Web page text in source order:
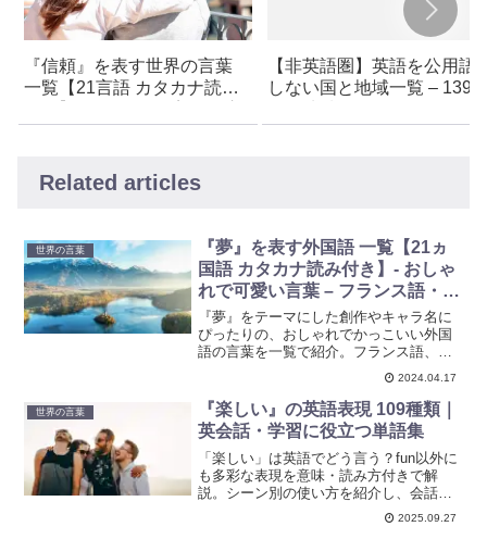
『信頼』を表す世界の言葉
一覧【21言語 カタカナ読み
葉 – フランス語・イタリア
【非英語圏】英語を公用語
しない国と地域一覧 – 139
Related articles
世界の言葉
『夢』を表す外国語 一覧【21ヵ
国語 カタカナ読み付き】- おしゃ
れで可愛い言葉 – フランス語・イ
タリア語・ドイツ語・ラテン語な
ど
『夢』をテーマにした創作やキャラ名に
ぴったりの、おしゃれでかっこいい外国
語の言葉を一覧で紹介。フランス語、イ
タリア語、ドイツ語など20言語のカタカ
ナ読み付き。新しいインスピレーション
を得たい方必見です。
2024.04.17
世界の言葉
『楽しい』の英語表現 109種類｜
英会話・学習に役立つ単語集
「楽しい」は英語でどう言う？fun以外に
も多彩な表現を意味・読み方付きで解
説。シーン別の使い方を紹介し、会話・
英作文・英語学習に役立つ知識をまとめ
2025.09.27